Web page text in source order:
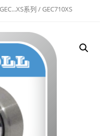
GEC...XS系列 / GEC710XS